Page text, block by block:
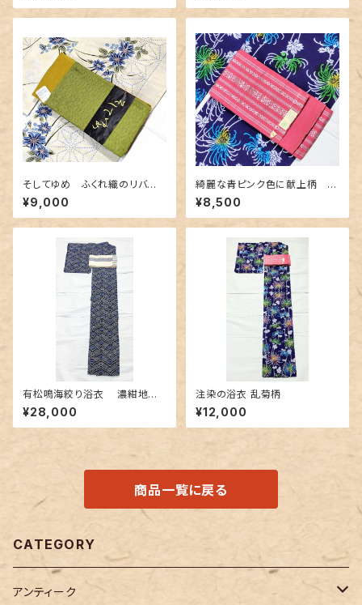
そしてゆめ ふくれ織のリバー
シブル半幅帯 抹茶色×金茶色
¥9,000
綺麗な青ピンク色に献上柄 博
多織の半幅帯
¥8,500
有松鳴海絞り浴衣 濃紺地に
青海波柄
¥28,000
注染の浴衣 乱菊柄
¥12,000
商品一覧に戻る
CATEGORY
アンティーク